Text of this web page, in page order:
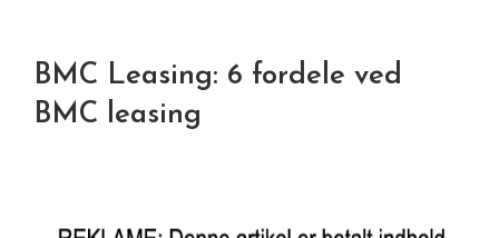
BMC Leasing: 6 fordele ved
BMC leasing